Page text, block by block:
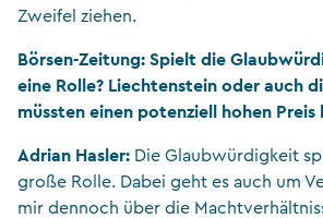
Zweifel ziehen.
Börsen-Zeitung: Spielt die
eine Rolle? Liechtenstein oder auch
müssten einen potenziell hohen Preis
Adrian Hasler: Die Glaubwürdigkeit
große Rolle. Dabei geht es auch um
mir dennoch über die